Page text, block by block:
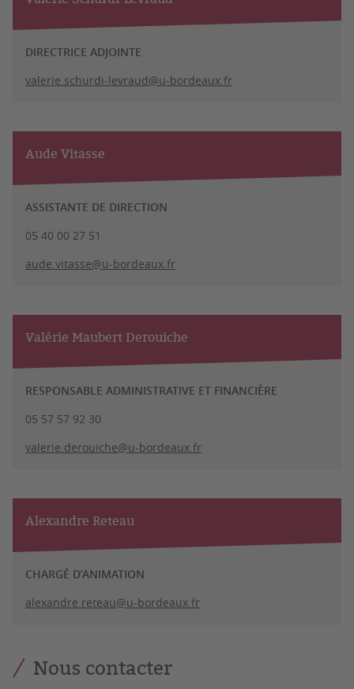
DIRECTRICE ADJOINTE
valerie.schurdi-levraud@u-bordeaux.fr
Aude Vitasse
ASSISTANTE DE DIRECTION
05 40 00 27 51
aude.vitasse@u-bordeaux.fr
Valérie Maubert Derouiche
RESPONSABLE ADMINISTRATIVE ET FINANCIÈRE
05 57 57 92 30
valerie.derouiche@u-bordeaux.fr
Alexandre Reteau
CHARGÉ D’ANIMATION
alexandre.reteau@u-bordeaux.fr
Nous contacter